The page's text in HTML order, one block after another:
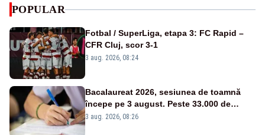
POPULAR
Fotbal / SuperLiga, etapa 3: FC Rapid –
CFR Cluj, scor 3-1
3 aug. 2026, 08:24
Bacalaureat 2026, sesiunea de toamnă
începe pe 3 august. Peste 33.000 de
absolvenți sunt înscriși
3 aug. 2026, 08:26